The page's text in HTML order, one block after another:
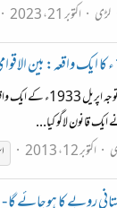
لڑی اکتوبر 21، 2023
قانون لاگو کیا...
اکتوبر 12، 2013